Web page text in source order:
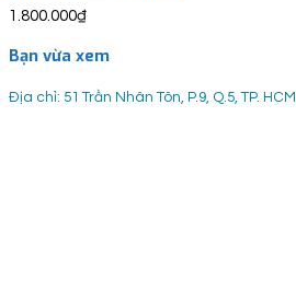
1.800.000₫
Bạn vừa xem
Địa chỉ: 51 Trần Nhân Tôn, P.9, Q.5, TP. HCM